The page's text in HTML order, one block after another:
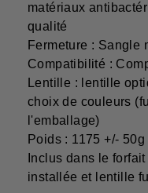
matériaux
qualité
Fermeture : Sangle
Compatibilité :
Lentille : lentille
choix de couleurs
l'emballage)
Poids : 1175 +/- 50g
Inclus dans le
installée et lentille